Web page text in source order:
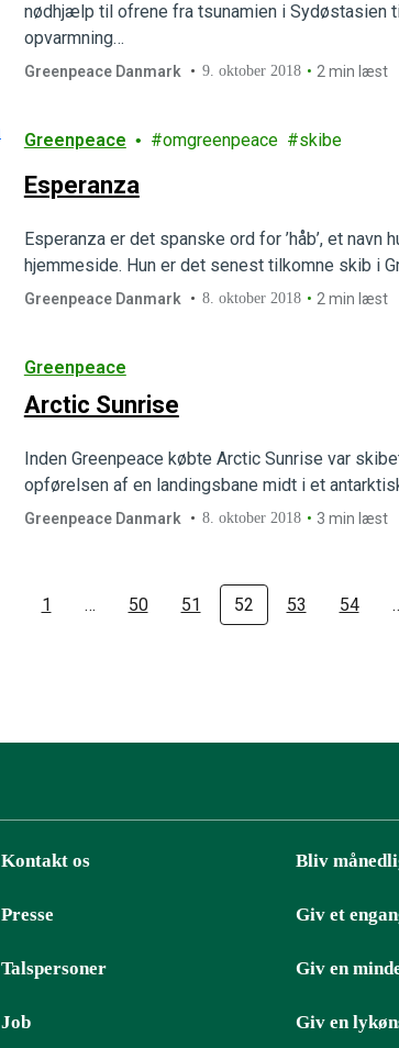
nødhjælp til ofrene fra tsunamien i Sydøstasien
opvarmning…
Greenpeace Danmark 9. oktober 2018 2 min læst
Greenpeace omgreenpeace skibe
Esperanza
Esperanza er det spanske ord for ’håb’, et
hjemmeside. Hun er det senest tilkomne skib i
Greenpeace Danmark 8. oktober 2018 2 min læst
Greenpeace
Arctic Sunrise
Inden Greenpeace købte Arctic Sunrise var
opførelsen af en landingsbane midt i et
Greenpeace Danmark 8. oktober 2018 3 min læst
1 … 50 51 52 53 54
Kontakt os
Presse
Talspersoner
Job
Bliv
Giv et
Giv en
Giv en